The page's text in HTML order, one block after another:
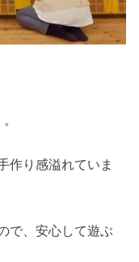
作り感溢れていま
で、安心して遊ぶ